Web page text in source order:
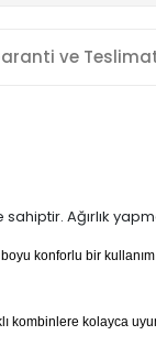
ve
sahiptir. Ağırlık
konforlu bir
kolayca